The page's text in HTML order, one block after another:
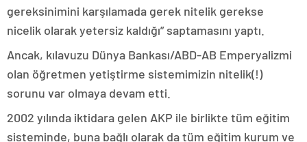
gereksinimini karşılamada gerek nitelik gerekse
nicelik olarak yetersiz kaldığı” saptamasını yaptı.
Ancak, kılavuzu Dünya Bankası/ABD-AB Emperyalizmi
olan öğretmen yetiştirme sistemimizin nitelik(!)
sorunu var olmaya devam etti.
2002 yılında iktidara gelen AKP ile birlikte tüm eğitim
sisteminde, buna bağlı olarak da tüm eğitim kurum ve